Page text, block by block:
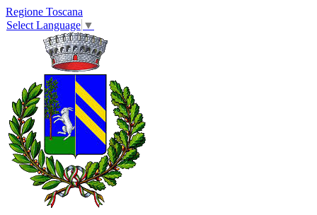
Regione Toscana
Select Language ▼